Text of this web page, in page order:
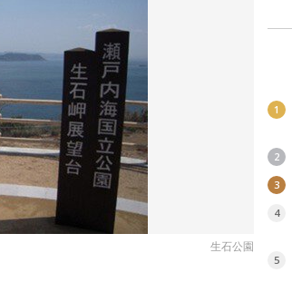
生石公園
1
2
3
4
5